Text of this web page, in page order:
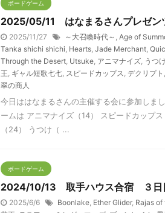
ボードゲーム
2025/05/11 はなまるさんプレゼン
2025/11/27 ～大召喚時代～ , Age of
Tanka shichi shichi, Hearts, Jade Merchant,
Through the Desert, Utsuke, アニマナイズ, うつけ
王, ギャル短歌七七, スピードカップス, デクリプト ,
翠の商人
今日ははなまるさんの主催する会に参加し
ームは アニマナイズ（14） スピードカップ
（24） うつけ（ ...
ボードゲーム
2024/10/13 取手ハウス合宿 ３日
2025/6/6 Boonlake, Ether Glider, Rajas of